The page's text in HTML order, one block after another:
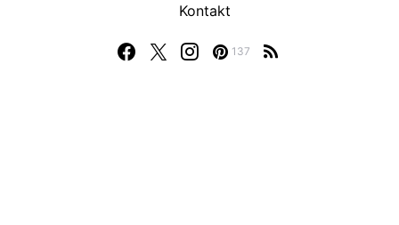
137
Kontakt